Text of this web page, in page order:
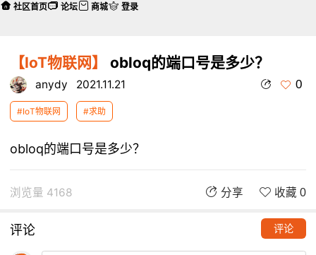
【IoT物联网】 obloq的端口号是多少？
anydy 2021.11.21 0
#IoT物联网 #求助
obloq的端口号是多少？
浏览量 4168 分享 收藏 0
评论 评论
社区首页 论坛 商城 登录